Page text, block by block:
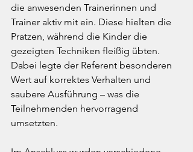
die anwesenden Trainerinnen und
Trainer aktiv mit ein. Diese hielten die
Pratzen, während die Kinder die
gezeigten Techniken fleißig übten.
Dabei legte der Referent besonderen
Wert auf korrektes Verhalten und
saubere Ausführung – was die
Teilnehmenden hervorragend
umsetzten.